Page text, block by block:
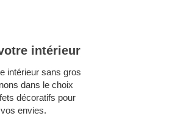
intérieur
intérieur sans gros
dans le choix
décoratifs pour
envies.